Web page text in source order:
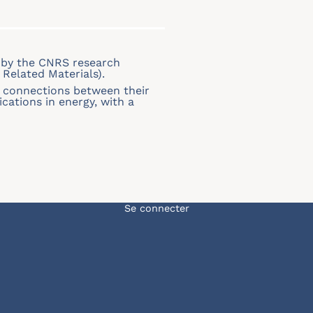
the CNRS research
Materials).
between their
in energy, with a
Menu du compte de
Se connecter